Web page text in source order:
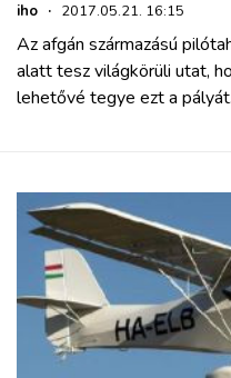
iho · 2017.05.21. 16:15
Az afgán származású
alatt tesz világkörüli utat,
lehetővé tegye ezt a pályát.